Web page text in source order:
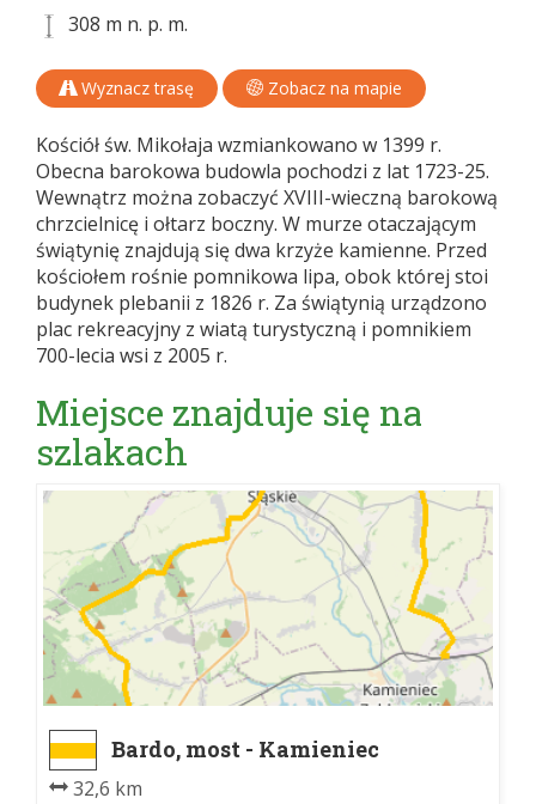
308 m n. p. m.
Wyznacz trasę Zobacz na mapie
Kościół św. Mikołaja wzmiankowano w 1399 r.
Obecna barokowa budowla pochodzi z lat 1723-25.
Wewnątrz można zobaczyć XVIII-wieczną barokową
chrzcielnicę i ołtarz boczny. W murze otaczającym
świątynię znajdują się dwa krzyże kamienne. Przed
kościołem rośnie pomnikowa lipa, obok której stoi
budynek plebanii z 1826 r. Za świątynią urządzono
plac rekreacyjny z wiatą turystyczną i pomnikiem
700-lecia wsi z 2005 r.
Miejsce znajduje się na
szlakach
Bardo, most - Kamieniec
Ząbkowicki, dw. kol.
32,6 km